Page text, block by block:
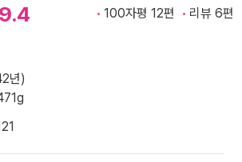
9.4 100자평 12편 리뷰 6편
년)